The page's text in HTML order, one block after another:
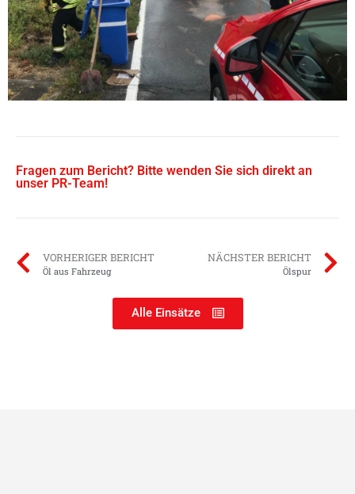
Fragen zum Bericht? Bitte wenden Sie sich direkt an
unser PR-Team!
VORHERIGER BERICHT
Öl aus Fahrzeug
NÄCHSTER BERICHT
Ölspur
Alle Einsätze